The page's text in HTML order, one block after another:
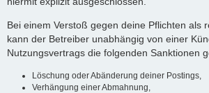
Bei einem Verstoß gegen deine Pflichten als
kann der Betreiber unabhängig von einer
Nutzungsvertrags die folgenden Sanktionen
Löschung oder Abänderung deiner Postings,
Verhängung einer Abmahnung,